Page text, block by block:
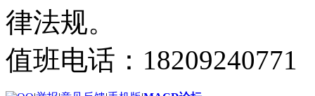
律法规。
值班电话：